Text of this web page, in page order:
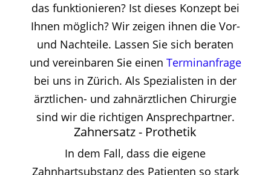
das funktionieren? Ist dieses Konzept bei
Ihnen möglich? Wir zeigen ihnen die Vor-
und Nachteile. Lassen Sie sich beraten
und vereinbaren Sie einen Terminanfrage
bei uns in Zürich. Als Spezialisten in der
ärztlichen- und zahnärztlichen Chirurgie
sind wir die richtigen Ansprechpartner.
Zahnersatz - Prothetik
In dem Fall, dass die eigene
Zahnhartsubstanz des Patienten so stark